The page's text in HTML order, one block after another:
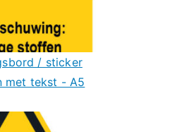
/ sticker
met tekst - A5